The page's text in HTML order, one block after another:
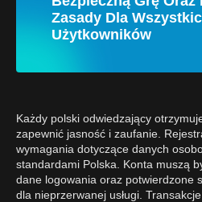
Zasady Dla
Użytkowników
Każdy polski odwiedzający
zapewnić jasność i zaufanie.
wymagania dotyczące danych
standardami Polska. Konta muszą
dane logowania oraz potwierdzone
dla nieprzerwanej usługi.